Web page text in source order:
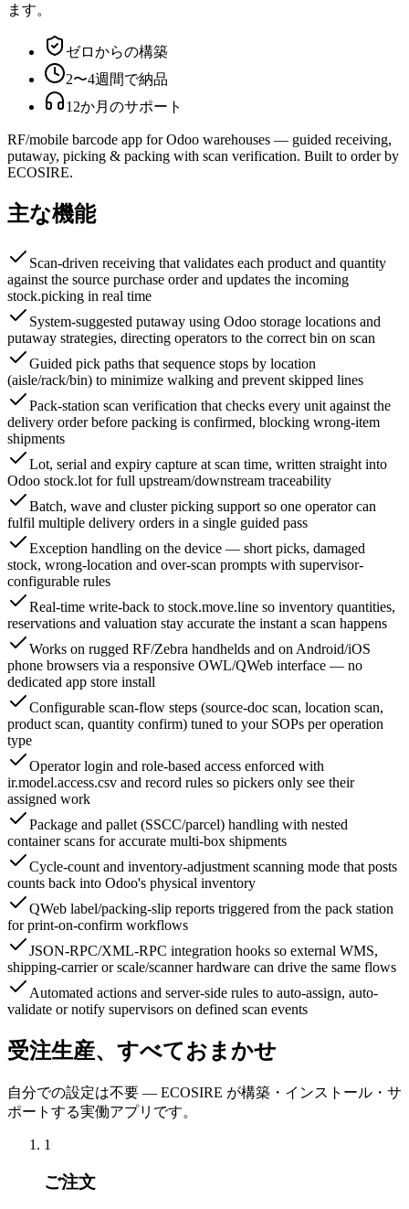
ます。
ゼロからの構築
2〜4週間で納品
12か月のサポート
RF/mobile barcode app for Odoo warehouses — guided receiving,
putaway, picking & packing with scan verification. Built to order by
ECOSIRE.
主な機能
Scan-driven receiving that validates each product and quantity
against the source purchase order and updates the incoming
stock.picking in real time
System-suggested putaway using Odoo storage locations and
putaway strategies, directing operators to the correct bin on scan
Guided pick paths that sequence stops by location
(aisle/rack/bin) to minimize walking and prevent skipped lines
Pack-station scan verification that checks every unit against the
delivery order before packing is confirmed, blocking wrong-item
shipments
Lot, serial and expiry capture at scan time, written straight into
Odoo stock.lot for full upstream/downstream traceability
Batch, wave and cluster picking support so one operator can
fulfil multiple delivery orders in a single guided pass
Exception handling on the device — short picks, damaged
stock, wrong-location and over-scan prompts with supervisor-
configurable rules
Real-time write-back to stock.move.line so inventory quantities,
reservations and valuation stay accurate the instant a scan happens
Works on rugged RF/Zebra handhelds and on Android/iOS
phone browsers via a responsive OWL/QWeb interface — no
dedicated app store install
Configurable scan-flow steps (source-doc scan, location scan,
product scan, quantity confirm) tuned to your SOPs per operation
type
Operator login and role-based access enforced with
ir.model.access.csv and record rules so pickers only see their
assigned work
Package and pallet (SSCC/parcel) handling with nested
container scans for accurate multi-box shipments
Cycle-count and inventory-adjustment scanning mode that posts
counts back into Odoo's physical inventory
QWeb label/packing-slip reports triggered from the pack station
for print-on-confirm workflows
JSON-RPC/XML-RPC integration hooks so external WMS,
shipping-carrier or scale/scanner hardware can drive the same flows
Automated actions and server-side rules to auto-assign, auto-
validate or notify supervisors on defined scan events
受注生産、すべておまかせ
自分での設定は不要 — ECOSIRE が構築・インストール・サ
ポートする実働アプリです。
1
ご注文